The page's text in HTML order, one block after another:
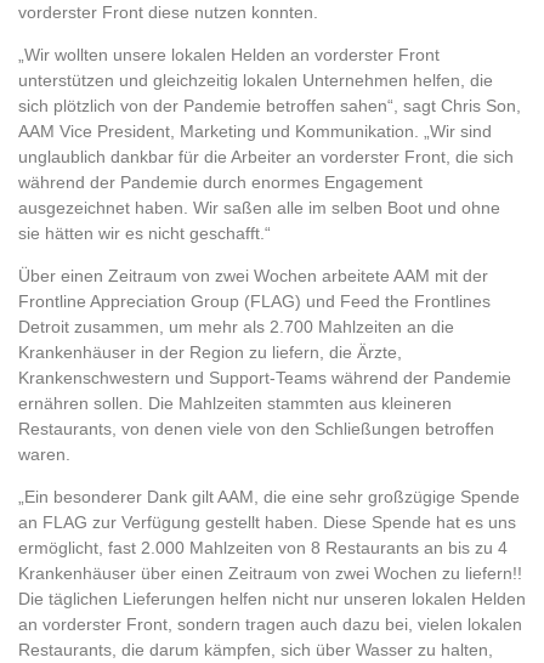
vorderster Front diese nutzen konnten.
„Wir wollten unsere lokalen Helden an vorderster Front
unterstützen und gleichzeitig lokalen Unternehmen helfen, die
sich plötzlich von der Pandemie betroffen sahen“, sagt Chris Son,
AAM Vice President, Marketing und Kommunikation. „Wir sind
unglaublich dankbar für die Arbeiter an vorderster Front, die sich
während der Pandemie durch enormes Engagement
ausgezeichnet haben. Wir saßen alle im selben Boot und ohne
sie hätten wir es nicht geschafft.“
Über einen Zeitraum von zwei Wochen arbeitete AAM mit der
Frontline Appreciation Group (FLAG) und Feed the Frontlines
Detroit zusammen, um mehr als 2.700 Mahlzeiten an die
Krankenhäuser in der Region zu liefern, die Ärzte,
Krankenschwestern und Support-Teams während der Pandemie
ernähren sollen. Die Mahlzeiten stammten aus kleineren
Restaurants, von denen viele von den Schließungen betroffen
waren.
„Ein besonderer Dank gilt AAM, die eine sehr großzügige Spende
an FLAG zur Verfügung gestellt haben. Diese Spende hat es uns
ermöglicht, fast 2.000 Mahlzeiten von 8 Restaurants an bis zu 4
Krankenhäuser über einen Zeitraum von zwei Wochen zu liefern!!
Die täglichen Lieferungen helfen nicht nur unseren lokalen Helden
an vorderster Front, sondern tragen auch dazu bei, vielen lokalen
Restaurants, die darum kämpfen, sich über Wasser zu halten,